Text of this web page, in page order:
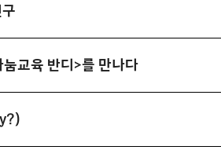
교육 반디>를 만나다